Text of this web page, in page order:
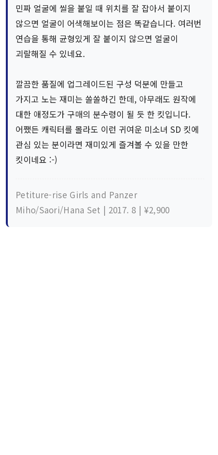
민짜 얼굴에 씰을 붙일 때 위치를 잘 잡아서 붙이지
않으면 얼굴이 어색해보이는 점은 똑같습니다. 여러번
연습을 통해 균형있게 잘 붙이지 않으면 얼굴이
괴랄해질 수 있네요.
깔끔한 품질에 업그레이드된 구성 덕분에 만들고
가지고 노는 재미는 쏠쏠하긴 한데, 아무래도 원작에
대한 애정도가 구매의 분수령이 될 듯 한 킷입니다.
어쨌든 캐릭터를 몰라도 이런 귀여운 미소녀 SD 킷에
관심 있는 분이라면 재미있게 즐겨볼 수 있을 만한
킷이네요 :-)
Petiture-rise Girls and Panzer
Miho/Saori/Hana Set | 2017. 8 | ¥2,900